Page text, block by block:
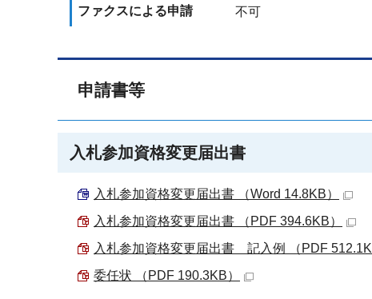
ファクスによる申請 不可
申請書等
入札参加資格変更届出書
入札参加資格変更届出書 （Word 14.8KB）
入札参加資格変更届出書 （PDF 394.6KB）
入札参加資格変更届出書 記入例 （PDF
委任状 （PDF 190.3KB）